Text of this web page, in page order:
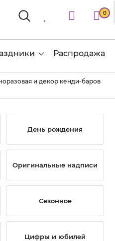
0
Распродажа
и декор кенди-баров
День рождения
Оригинальные надписи
Сезонное
Цифры и юбилей